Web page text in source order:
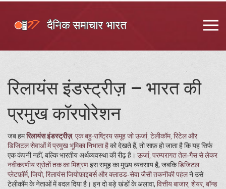
रिलायंस इंडस्ट्रीज़ – भारत की
प्रमुख कॉरपोरेशन
जब हमरिलायंस इंडस्ट्रीज़, एक बहु-राष्ट्रिय समूह जो ऊर्जा, टेलीकॉम, रिटेल और
डिजिटल सेवाओं में प्रमुख भूमिका निभाता हैको देखते हैं, तो साफ़ हो जाता है कि यह सिर्फ
एक कंपनी नहीं, बल्कि भारतीय अर्थव्यवस्था की रीढ़ है। ऊर्जा, परम्परागत तेल‑गैस से लेकर
नवीकरणीय स्रोतों तक का मिश्रणइस समूह का मुख्य व्यवसाय है, जबकिडिजिटल
प्लेटफ़ॉर्म, जियो, रिलायंस जियोफ़ाइबर्स और क्लाउड‑सेवा जैसी तकनीकी पहलने उसे
टेलीकॉम के नेताओं में बदल दिया है। इन दो बड़े खंडों के अलावा, वित्तीय बाजार, शेयर, बॉन्ड